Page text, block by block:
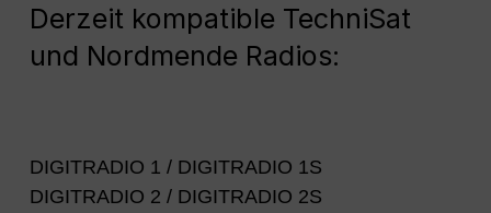
Derzeit kompatible TechniSat
und Nordmende Radios:
DIGITRADIO 1 / DIGITRADIO 1S
DIGITRADIO 2 / DIGITRADIO 2S